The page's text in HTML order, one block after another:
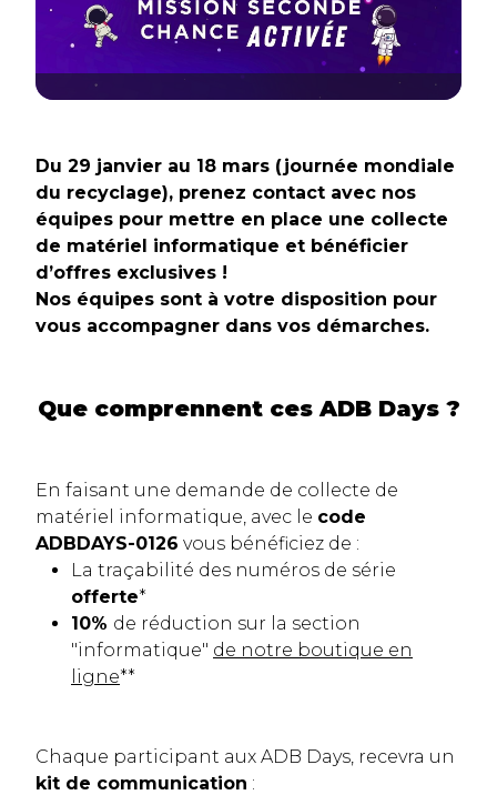
Du 29 janvier au 18 mars (journée mondiale
du recyclage), prenez contact avec nos
équipes pour mettre en place une collecte
de matériel informatique et bénéficier
d’offres exclusives !
Nos équipes sont à votre disposition pour
vous accompagner dans vos démarches.
Que comprennent ces ADB Days ?
En faisant une demande de collecte de
matériel informatique, avec le code
ADBDAYS-0126 vous bénéficiez de :
La traçabilité des numéros de série
offerte*
10% de réduction sur la section
"informatique" de notre boutique en
ligne**
Chaque participant aux ADB Days, recevra un
kit de communication :